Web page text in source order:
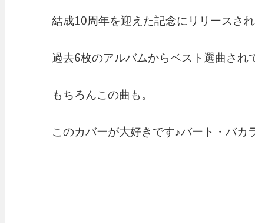
結成10周年を迎えた記念にリリースされ
過去6枚のアルバムからベスト選曲され
もちろんこの曲も。
このカバーが大好きです♪バート・バカ